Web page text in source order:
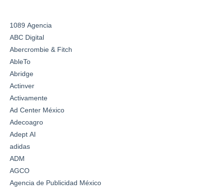
1089 Agencia
ABC Digital
Abercrombie & Fitch
AbleTo
Abridge
Actinver
Activamente
Ad Center México
Adecoagro
Adept AI
adidas
ADM
AGCO
Agencia de Publicidad México